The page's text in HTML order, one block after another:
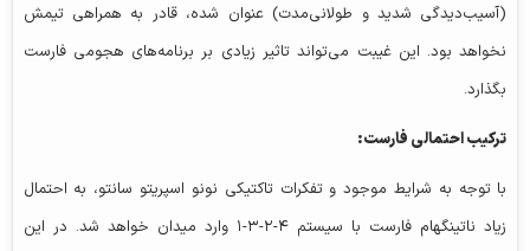
(آسیب‌دیدگی شدید و طولانی‌مدت) عنوان شده، قادر به همراهی تیمش
نخواهد بود. این غیبت می‌تواند تاثیر زیادی بر برنامه‌های هجومی فارست
بگذارد.
ترکیب احتمالی فارست:
با توجه به شرایط موجود و تفکرات تاکتیکی نونو اسپریتو سانتو، به احتمال
زیاد ناتینگهام فارست با سیستم ۴-۲-۳-۱ وارد میدان خواهد شد. در این